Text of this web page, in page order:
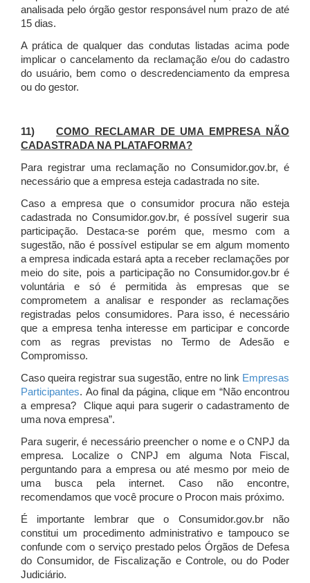
analisada pelo órgão gestor responsável num prazo de até
15 dias.
A prática de qualquer das condutas listadas acima pode
implicar o cancelamento da reclamação e/ou do cadastro
do usuário, bem como o descredenciamento da empresa
ou do gestor.
11)COMO RECLAMAR DE UMA EMPRESA NÃO
CADASTRADA NA PLATAFORMA?
Para registrar uma reclamação no Consumidor.gov.br, é
necessário que a empresa esteja cadastrada no site.
Caso a empresa que o consumidor procura não esteja
cadastrada no Consumidor.gov.br, é possível sugerir sua
participação. Destaca-se porém que, mesmo com a
sugestão, não é possível estipular se em algum momento
a empresa indicada estará apta a receber reclamações por
meio do site, pois a participação no Consumidor.gov.br é
voluntária e só é permitida às empresas que se
comprometem a analisar e responder as reclamações
registradas pelos consumidores. Para isso, é necessário
que a empresa tenha interesse em participar e concorde
com as regras previstas no Termo de Adesão e
Compromisso.
Caso queira registrar sua sugestão, entre no link Empresas
Participantes. Ao final da página, clique em “Não encontrou
a empresa? Clique aqui para sugerir o cadastramento de
uma nova empresa”.
Para sugerir, é necessário preencher o nome e o CNPJ da
empresa. Localize o CNPJ em alguma Nota Fiscal,
perguntando para a empresa ou até mesmo por meio de
uma busca pela internet. Caso não encontre,
recomendamos que você procure o Procon mais próximo.
É importante lembrar que o Consumidor.gov.br não
constitui um procedimento administrativo e tampouco se
confunde com o serviço prestado pelos Órgãos de Defesa
do Consumidor, de Fiscalização e Controle, ou do Poder
Judiciário.